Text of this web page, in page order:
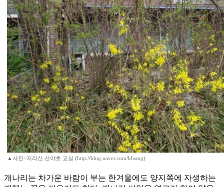
▲사진=지리산 산야초 교실 (http://blog.naver.com/khsmg)
개나리는 차가운 바람이 부는 한겨울에도 양지쪽에 자생하는